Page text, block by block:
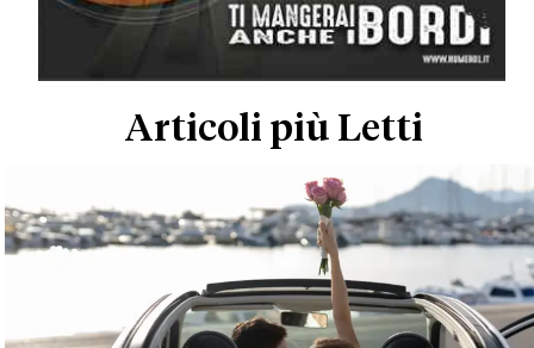
Articoli più Letti